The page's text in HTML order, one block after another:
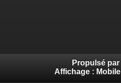
Propulsé par
Affichage : Mobile